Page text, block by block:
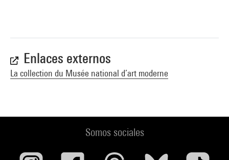
Enlaces externos
La collection du Musée national d’art moderne
Somos sociales